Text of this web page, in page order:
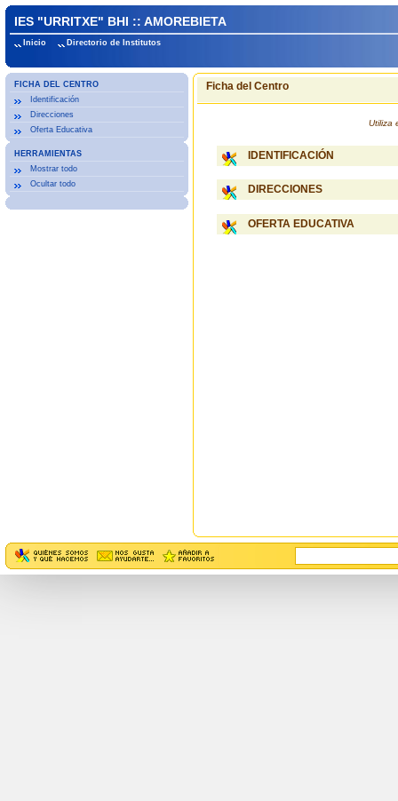
IES "URRITXE" BHI :: AMOREBIETA
Inicio Directorio de Institutos
FICHA DEL CENTRO
Identificación
Direcciones
Oferta Educativa
HERRAMIENTAS
Mostrar todo
Ocultar todo
Ficha del Centro
Utiliza
IDENTIFICACIÓN
DIRECCIONES
OFERTA EDUCATIVA